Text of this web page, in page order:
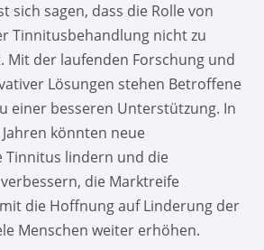
sich sagen, dass die Rolle von
Tinnitusbehandlung nicht zu
Mit der laufenden Forschung und
Lösungen stehen Betroffene
einer besseren Unterstützung. In
könnten neue
Tinnitus lindern und die
die Marktreife
die Hoffnung auf Linderung der
Menschen weiter erhöhen.